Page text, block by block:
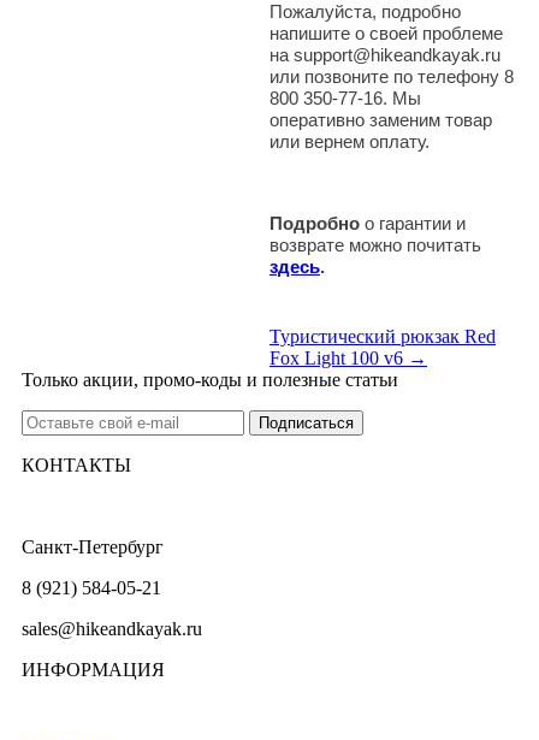
Пожалуйста, подробно
напишите о своей проблеме
на support@hikeandkayak.ru
или позвоните по телефону 8
800 350-77-16. Мы
оперативно заменим товар
или вернем оплату.
Подробно о гарантии и
возврате можно почитать
здесь.
Туристический рюкзак Red
Fox Light 100 v6 →
Только акции, промо-коды и полезные статьи
КОНТАКТЫ
Санкт-Петербург
8 (921) 584-05-21
sales@hikeandkayak.ru
ИНФОРМАЦИЯ